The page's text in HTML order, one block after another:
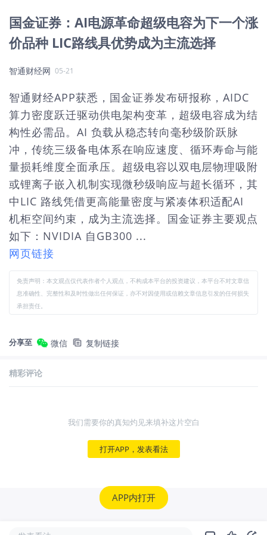
国金证券：AI电源革命超级电容为下一个涨
价品种 LIC路线具优势成为主流选择
智通财经网 05-21
智通财经APP获悉，国金证券发布研报称，AIDC
算力密度跃迁驱动供电架构变革，超级电容成为结
构性必需品。AI 负载从稳态转向毫秒级阶跃脉
冲，传统三级备电体系在响应速度、循环寿命与能
量损耗维度全面承压。超级电容以双电层物理吸附
或锂离子嵌入机制实现微秒级响应与超长循环，其
中LIC 路线凭借更高能量密度与紧凑体积适配AI
机柜空间约束，成为主流选择。国金证券主要观点
如下：NVIDIA 自GB300 ...
网页链接
免责声明：本文观点仅代表作者个人观点，不构成本平台的投资建议，本平台不对文章信
息准确性、完整性和及时性做出任何保证，亦不对因使用或信赖文章信息引发的任何损失
承担责任。
分享至 微信 复制链接
精彩评论
我们需要你的真知灼见来填补这片空白
打开APP，发表看法
APP内打开